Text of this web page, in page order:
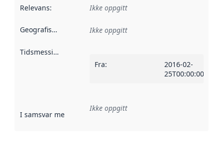
Relevans: Ikke oppgitt
Geografisk avgrensning :
Ikke oppgitt
Tidsmessig avgrensning
Fra:
2016-02-
25T00:00:00Z
I samsvar med Referanse til en implementasjonsregel
Ikke oppgitt